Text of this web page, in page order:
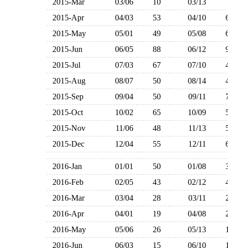
2015-Mar
03/06 10
03/13
2015-Apr
04/03 53 04/10
2015-May
05/01 49 05/08
2015-Jun
06/05 88 06/12
2015-Jul
07/03 67 07/10
2015-Aug
08/07 50 08/14
2015-Sep
09/04 50 09/11
2015-Oct
10/02 65 10/09
2015-Nov
11/06 48 11/13
2015-Dec
12/04 55 12/11
2016-Jan 01/01 50 01/08
2016-Feb
02/05 43 02/12
2016-Mar
03/04 28 03/11
2016-Apr
04/01 19 04/08
2016-May
05/06 26 05/13
2016-Jun
06/03 15 06/10